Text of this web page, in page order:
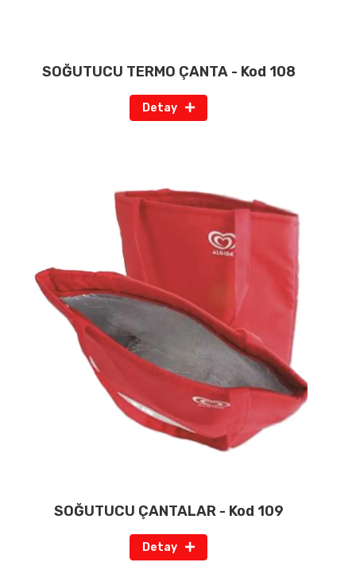
SOĞUTUCU TERMO ÇANTA - Kod 108
Detay
SOĞUTUCU ÇANTALAR - Kod 109
Detay